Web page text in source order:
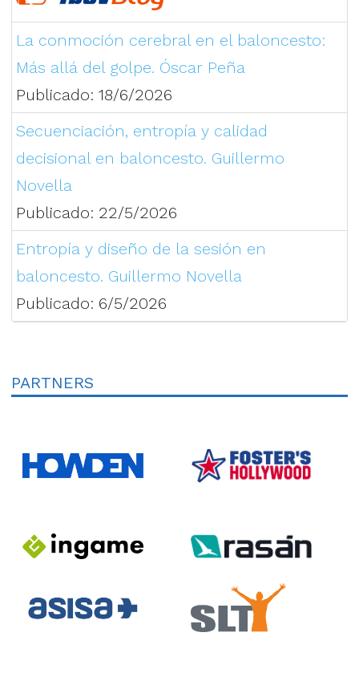
La conmoción cerebral en el baloncesto:
Más allá del golpe. Óscar Peña
Publicado: 18/6/2026
Secuenciación, entropía y calidad
decisional en baloncesto. Guillermo
Novella
Publicado: 22/5/2026
Entropía y diseño de la sesión en
baloncesto. Guillermo Novella
Publicado: 6/5/2026
PARTNERS